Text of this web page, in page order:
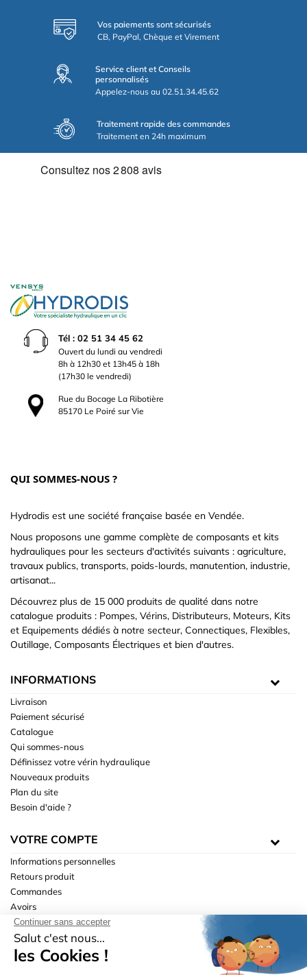
Vos paiements sont sécurisés
CB, PayPal, Chèque et Virement
Service client et Conseils
personnalisés
Appelez-nous au 02.51.34.45.62
Traitement rapide des commandes
Traitement en 24h maximum
Tél : 02 51 34 45 62
Ouvert du lundi au vendredi
8h à 12h30 et 13h45 à 18h
(17h30 le vendredi)
Rue du Bocage La Ribotière
85170 Le Poiré sur Vie
QUI SOMMES-NOUS ?
Hydrodis est une société française basée en Vendée.
Nous proposons une gamme complète de composants et kits
hydrauliques pour les secteurs d'activités suivants : agriculture,
travaux publics, transports, poids-lourds, manutention, industrie,
artisanat...
Découvrez plus de 15 000 produits de qualité dans notre
catalogue produits : Pompes, Vérins, Distributeurs, Moteurs, Kits
et Equipements dédiés à notre secteur, Connectiques, Flexibles,
Outillage, Composants Électriques et bien d'autres.
INFORMATIONS
Livraison
Paiement sécurisé
Catalogue
Qui sommes-nous
Définissez votre vérin hydraulique
Nouveaux produits
Plan du site
Besoin d'aide ?
VOTRE COMPTE
Informations personnelles
Retours produit
Commandes
Avoirs
Adresses
Bons de réduction